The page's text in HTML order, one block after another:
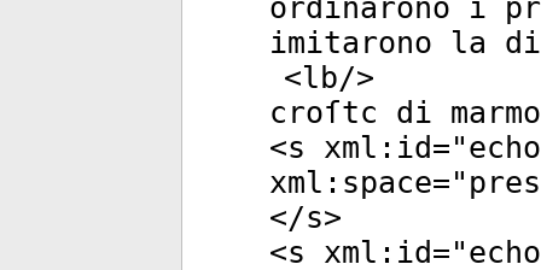
ordinarono i
imitarono la
<lb/>
croſtc di
<s xml:id="
xml:space="
</s>
<s xml:id="